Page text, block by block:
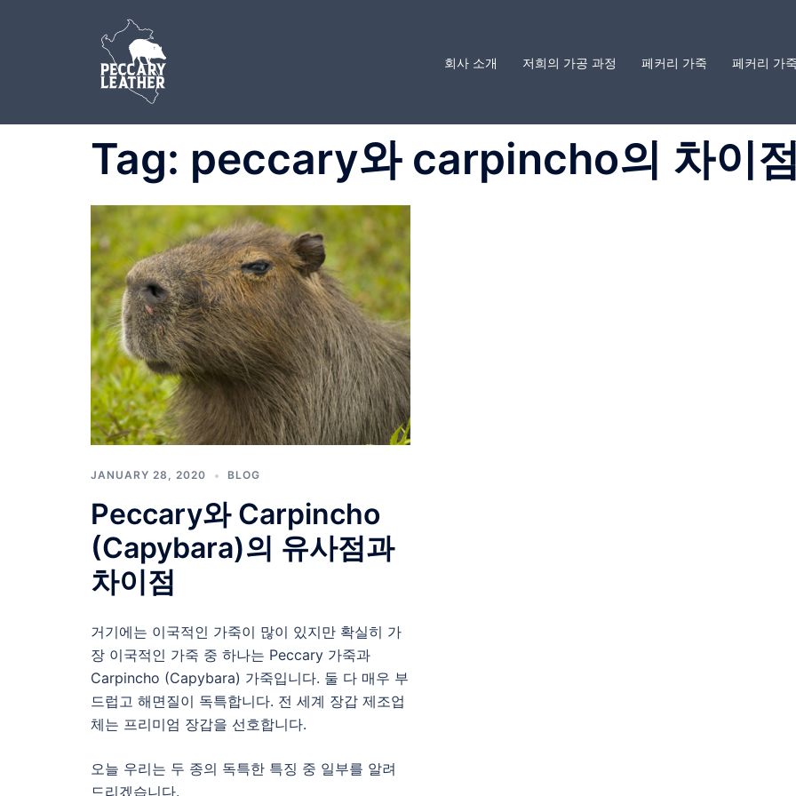
회사 소개 저희의 가공 과정 페커리 가죽 페커리 가
Tag: peccary와 carpincho의 차이점
JANUARY 28, 2020 BLOG
Peccary와 Carpincho
(Capybara)의 유사점과
차이점
거기에는 이국적인 가죽이 많이 있지만 확실히 가
장 이국적인 가죽 중 하나는 Peccary 가죽과
Carpincho (Capybara) 가죽입니다. 둘 다 매우 부
드럽고 해면질이 독특합니다. 전 세계 장갑 제조업
체는 프리미엄 장갑을 선호합니다.
오늘 우리는 두 종의 독특한 특징 중 일부를 알려
드리겠습니다.